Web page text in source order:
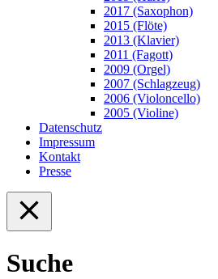
2017 (Saxophon)
2015 (Flöte)
2013 (Klavier)
2011 (Fagott)
2009 (Orgel)
2007 (Schlagzeug)
2006 (Violoncello)
2005 (Violine)
Datenschutz
Impressum
Kontakt
Presse
Suche